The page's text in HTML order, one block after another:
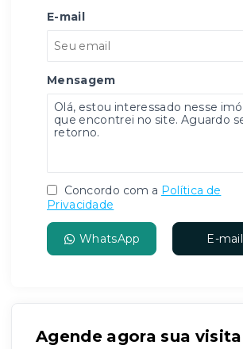
E-mail
Mensagem
Concordo com a Política de
Privacidade
WhatsApp E-mail
Agende agora sua visita